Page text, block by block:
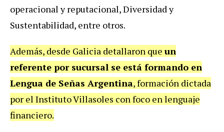
operacional y reputacional, Diversidad y
Sustentabilidad, entre otros.
Además, desde Galicia detallaron que un
referente por sucursal se está formando en
Lengua de Señas Argentina, formación dictada
por el Instituto Villasoles con foco en lenguaje
financiero.